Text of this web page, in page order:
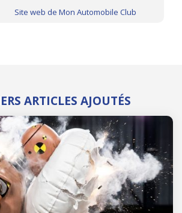
Site web de Mon Automobile Club
ARTICLES AJOUTÉS